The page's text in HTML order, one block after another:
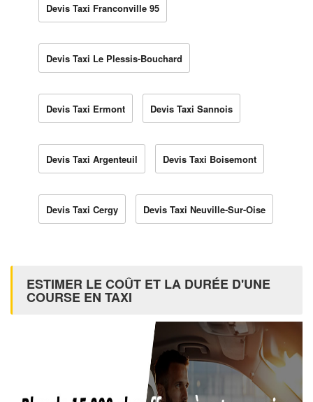
Devis Taxi Franconville 95
Devis Taxi Le Plessis-Bouchard
Devis Taxi Ermont Devis Taxi Sannois
Devis Taxi Argenteuil Devis Taxi Boisemont
Devis Taxi Cergy Devis Taxi Neuville-Sur-Oise
ESTIMER LE COÛT ET LA DURÉE D'UNE
COURSE EN TAXI